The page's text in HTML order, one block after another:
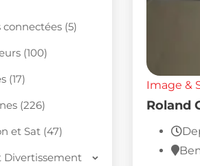
(5)
(100)
(17)
(226)
et Sat (47)
Divertissement
Image &
Roland